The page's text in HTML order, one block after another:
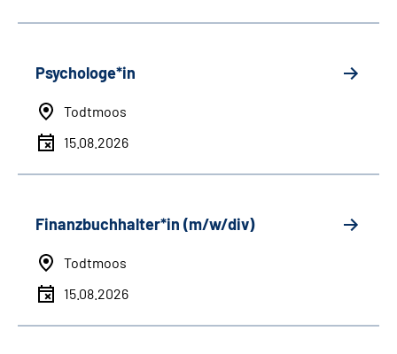
Psychologe*in
Todtmoos
15.08.2026
Finanzbuchhalter*in (m/w/div)
Todtmoos
15.08.2026